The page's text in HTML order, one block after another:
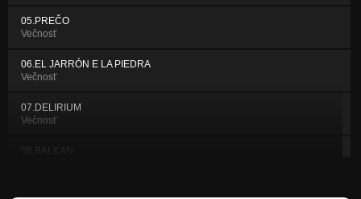
05.PREČO
Večnosť
06.EL JARRÓN E LA PIEDRA
Večnosť
07.DELIRIUM
Večnosť
08.BALKAN